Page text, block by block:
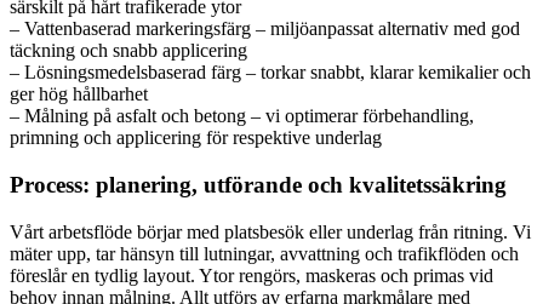
särskilt på hårt trafikerade ytor
– Vattenbaserad markeringsfärg – miljöanpassat alternativ med god
täckning och snabb applicering
– Lösningsmedelsbaserad färg – torkar snabbt, klarar kemikalier och
ger hög hållbarhet
– Målning på asfalt och betong – vi optimerar förbehandling,
primning och applicering för respektive underlag
Process: planering, utförande och kvalitetssäkring
Vårt arbetsflöde börjar med platsbesök eller underlag från ritning. Vi
mäter upp, tar hänsyn till lutningar, avvattning och trafikflöden och
föreslår en tydlig layout. Ytor rengörs, maskeras och primas vid
behov innan målning. Allt utförs av erfarna markmålare med